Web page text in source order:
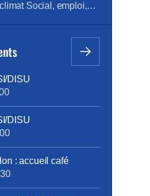
Social, emploi,
Vous pouvez
publication en
DISU
DISU
: accueil café